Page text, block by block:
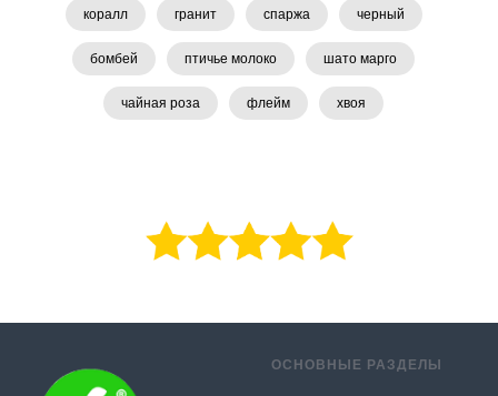
коралл гранит спаржа черный
бомбей птичье молоко шато марго
чайная роза флейм хвоя
ОСНОВНЫЕ РАЗДЕЛЫ